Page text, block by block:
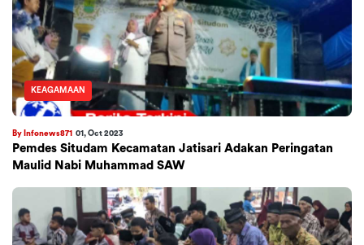
KEAGAMAAN
By Infonews871 01, Oct 2023
Pemdes Situdam Kecamatan Jatisari Adakan Peringatan
Maulid Nabi Muhammad SAW